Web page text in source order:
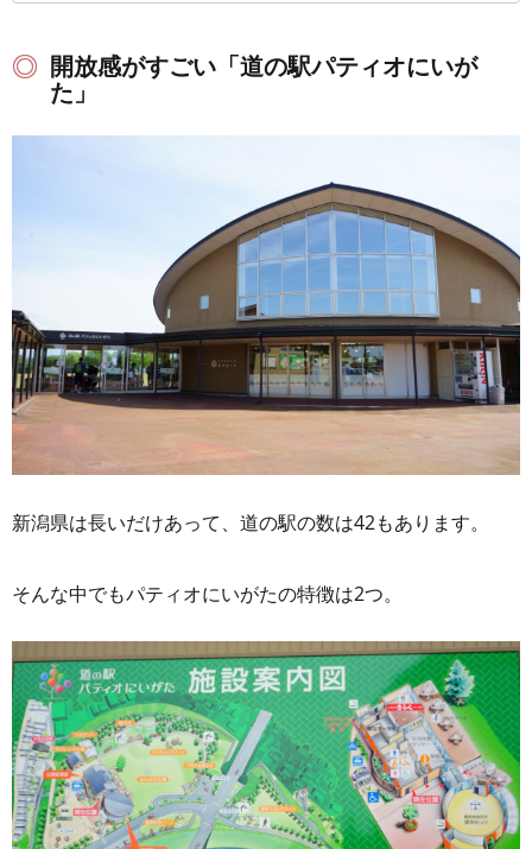
開放感がすごい「道の駅パティオにいが
た」
新潟県は長いだけあって、道の駅の数は42もあります。
そんな中でもパティオにいがたの特徴は2つ。